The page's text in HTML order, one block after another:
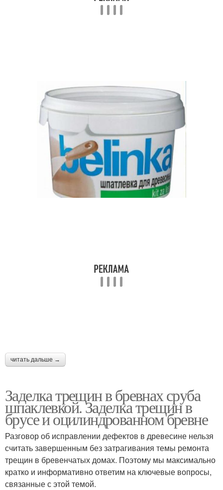
читать дальше →
Заделка трещин в бревнах сруба
шпаклевкой. Заделка трещин в
брусе и оцилиндрованном бревне
Разговор об исправлении дефектов в древесине нельзя
считать завершенным без затрагивания темы ремонта
трещин в бревенчатых домах. Поэтому мы максимально
кратко и информативно ответим на ключевые вопросы,
связанные с этой темой.